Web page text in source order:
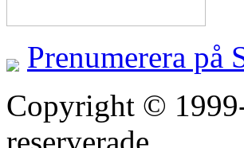
Prenumerera på
Copyright ©